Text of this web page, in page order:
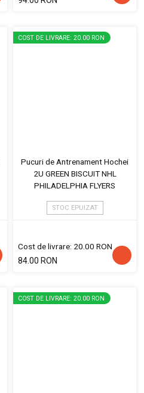
COST DE LIVRARE: 20.00 RON
Pucuri de Antrenament Hochei
2U GREEN BISCUIT NHL
PHILADELPHIA FLYERS
STOC EPUIZAT
Cost de livrare: 20.00 RON
84.00 RON
COST DE LIVRARE: 20.00 RON